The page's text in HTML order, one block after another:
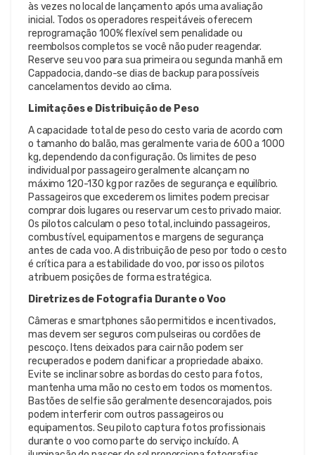
às vezes no local de lançamento após uma avaliação
inicial. Todos os operadores respeitáveis oferecem
reprogramação 100% flexível sem penalidade ou
reembolsos completos se você não puder reagendar.
Reserve seu voo para sua primeira ou segunda manhã em
Cappadocia, dando-se dias de backup para possíveis
cancelamentos devido ao clima.
Limitações e Distribuição de Peso
A capacidade total de peso do cesto varia de acordo com
o tamanho do balão, mas geralmente varia de 600 a 1000
kg, dependendo da configuração. Os limites de peso
individual por passageiro geralmente alcançam no
máximo 120-130 kg por razões de segurança e equilíbrio.
Passageiros que excederem os limites podem precisar
comprar dois lugares ou reservar um cesto privado maior.
Os pilotos calculam o peso total, incluindo passageiros,
combustível, equipamentos e margens de segurança
antes de cada voo. A distribuição de peso por todo o cesto
é crítica para a estabilidade do voo, por isso os pilotos
atribuem posições de forma estratégica.
Diretrizes de Fotografia Durante o Voo
Câmeras e smartphones são permitidos e incentivados,
mas devem ser seguros com pulseiras ou cordões de
pescoço. Itens deixados para cair não podem ser
recuperados e podem danificar a propriedade abaixo.
Evite se inclinar sobre as bordas do cesto para fotos,
mantenha uma mão no cesto em todos os momentos.
Bastões de selfie são geralmente desencorajados, pois
podem interferir com outros passageiros ou
equipamentos. Seu piloto captura fotos profissionais
durante o voo como parte do serviço incluído. A